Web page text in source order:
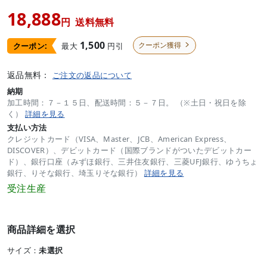
18,888円 送料無料
クーポン: 最大 1,500 円引 クーポン獲得 
返品無料： ご注文の返品について
納期
加工時間：７－１５日、配送時間：５－７日。 （※土日・祝日を除
く） 詳細を見る
支払い方法
クレジットカード（VISA、Master、JCB、American Express、
DISCOVER）、デビットカード（国際ブランドがついたデビットカー
ド）、銀行口座（みずほ銀行、三井住友銀行、三菱UFJ銀行、ゆうちょ
銀行、りそな銀行、埼玉りそな銀行） 詳細を見る
受注生産
商品詳細を選択
サイズ：未選択